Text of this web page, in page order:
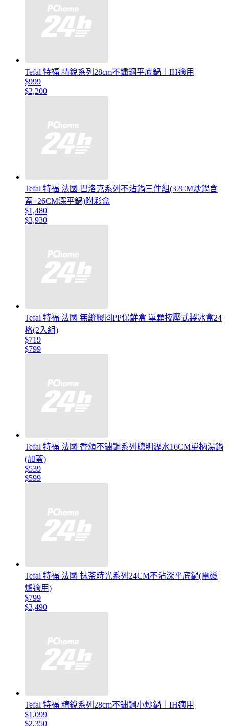
Tefal 特福 精銳系列28cm不鏽鋼平底鍋｜IH適用
$999
$2,200
Tefal 特福 法國 巴洛克系列不沾鍋三件組(32CM炒鍋含
蓋+26CM深平鍋)附彩盒
$1,480
$3,930
Tefal 特福 法國 無縫膠圈PP保鮮盒 單顆按壓式製冰盒24
格(2入組)
$719
$799
Tefal 特福 法國 香頌不鏽鋼系列聰明瀝水16CM單柄湯鍋
(加蓋)
$539
$599
Tefal 特福 法國 抹茶時光系列24CM不沾深平底鍋(電磁
爐適用)
$799
$3,490
Tefal 特福 精銳系列28cm不鏽鋼小炒鍋｜IH適用
$1,099
$2,350